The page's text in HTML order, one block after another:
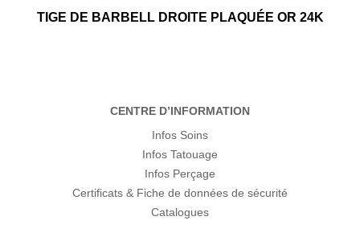
TIGE DE BARBELL DROITE PLAQUÉE OR 24K
CENTRE D’INFORMATION
Infos Soins
Infos Tatouage
Infos Perçage
Certificats & Fiche de données de sécurité
Catalogues